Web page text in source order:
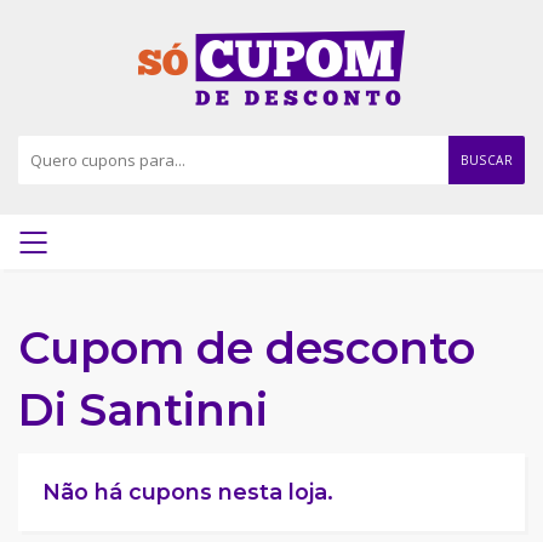
BUSCAR
Cupom de desconto
Di Santinni
Não há cupons nesta loja.